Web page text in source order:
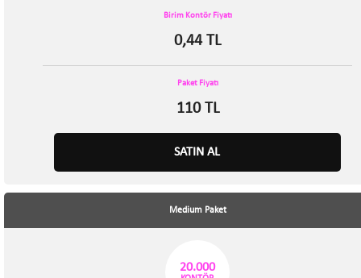
Birim Kontör Fiyatı
0,44 TL
Paket Fiyatı
110 TL
SATIN AL
Medium Paket
20.000